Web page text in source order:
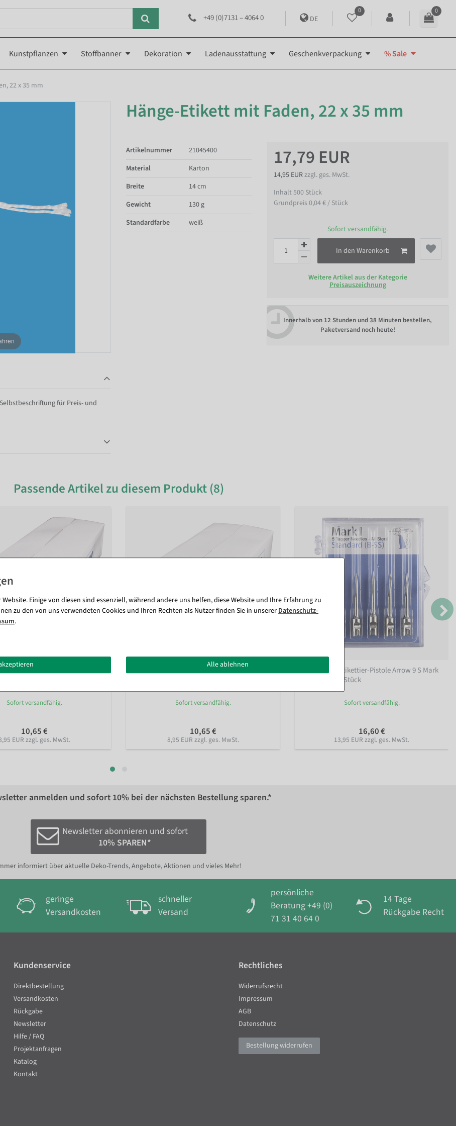
+49 (0)7131 – 4064 0 DE
0 0
Kunstpflanzen Stoffbanner Dekoration Ladenausstattung Geschenkverpackung % Sale
22 x 35 mm
Hänge-Etikett mit Faden, 22 x 35 mm
17,79 EUR
14,95 EURzzgl. ges. MwSt.
Inhalt500 Stück
Grundpreis0,04 € / Stück
Sofort versandfähig.
In den Warenkorb
Weitere Artikel aus der Kategorie
Preisauszeichnung
Innerhalb von 12 Stunden und 38 Minuten bestellen,
Paketversand noch heute!
Artikelnummer
21045400
Material
Karton
Breite
14 cm
Gewicht
130 g
Standardfarbe
weiß
für Preis- und
Passende Artikel zu diesem Produkt (8)
40 mm, 5000 Stück
Sofort versandfähig.
10,65 €
EUR zzgl. ges. MwSt.
Heftfäden Standard 25 mm, 5000 Stück
Sofort versandfähig.
10,65 €
8,95 EUR zzgl. ges. MwSt.
Ersatznadel Etikettier-Pistole Arrow 9 S Mark
II Standard, 5 Stück
Sofort versandfähig.
16,60 €
13,95 EUR zzgl. ges. MwSt.
anmelden und sofort 10% bei der nächsten Bestellung sparen.*
Newsletter abonnieren und sofort
10% SPAREN*
informiert über aktuelle Deko-Trends, Angebote, Aktionen und vieles Mehr!
geringe
Versandkosten
schneller
Versand
persönliche
Beratung +49 (0)
71 31 40 64 0
14 Tage
Rückgabe Recht
Einige von diesen sind essenziell, während andere uns helfen, diese Website und Ihre Erfahrung zu
zu den von uns verwendeten Cookies und Ihren Rechten als Nutzer finden Sie in unsererDaten­schutz­
.
Alle ablehnen
Kundenservice
Direktbestellung
Versandkosten
Rückgabe
Newsletter
Hilfe / FAQ
Projektanfragen
Katalog
Kontakt
Rechtliches
Widerrufsrecht
Impressum
AGB
Datenschutz
Bestellung widerrufen